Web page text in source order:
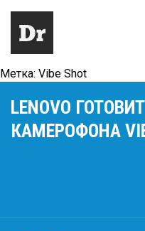
Метка: Vibe Shot
LENOVO
КАМЕРОФОНА